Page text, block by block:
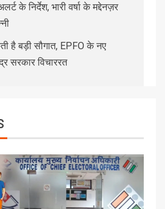
के निर्देश, भारी वर्षा के मद्देनज़र
है बड़ी सौगात, EPFO के नए
सरकार विचाररत